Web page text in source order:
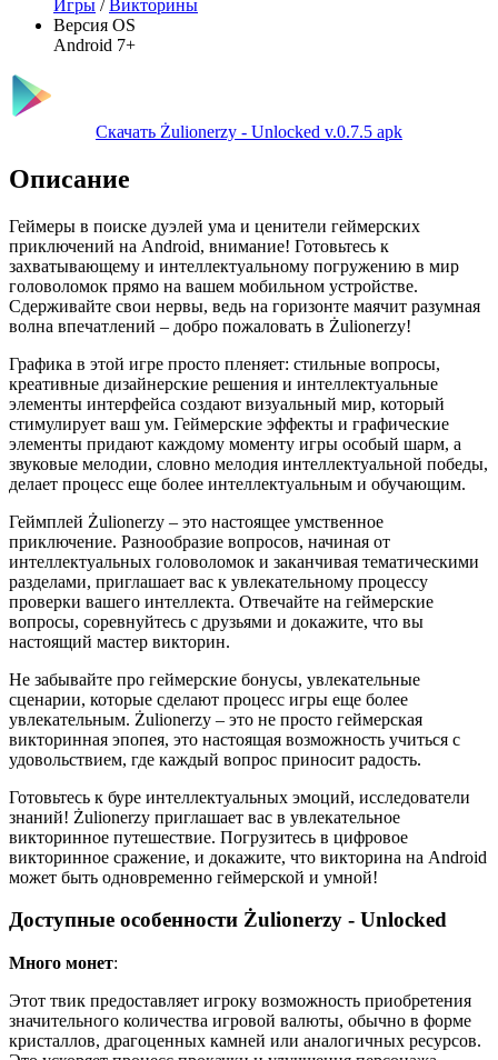
Игры /Викторины
Версия OS
Android 7+
Скачать Żulionerzy - Unlocked v.0.7.5 apk
Описание
Геймеры в поиске дуэлей ума и ценители геймерских
приключений на Android, внимание! Готовьтесь к
захватывающему и интеллектуальному погружению в мир
головоломок прямо на вашем мобильном устройстве.
Сдерживайте свои нервы, ведь на горизонте маячит разумная
волна впечатлений – добро пожаловать в Żulionerzy!
Графика в этой игре просто пленяет: стильные вопросы,
креативные дизайнерские решения и интеллектуальные
элементы интерфейса создают визуальный мир, который
стимулирует ваш ум. Геймерские эффекты и графические
элементы придают каждому моменту игры особый шарм, а
звуковые мелодии, словно мелодия интеллектуальной победы,
делает процесс еще более интеллектуальным и обучающим.
Геймплей Żulionerzy – это настоящее умственное
приключение. Разнообразие вопросов, начиная от
интеллектуальных головоломок и заканчивая тематическими
разделами, приглашает вас к увлекательному процессу
проверки вашего интеллекта. Отвечайте на геймерские
вопросы, соревнуйтесь с друзьями и докажите, что вы
настоящий мастер викторин.
Не забывайте про геймерские бонусы, увлекательные
сценарии, которые сделают процесс игры еще более
увлекательным. Żulionerzy – это не просто геймерская
викторинная эпопея, это настоящая возможность учиться с
удовольствием, где каждый вопрос приносит радость.
Готовьтесь к буре интеллектуальных эмоций, исследователи
знаний! Żulionerzy приглашает вас в увлекательное
викторинное путешествие. Погрузитесь в цифровое
викторинное сражение, и докажите, что викторина на Android
может быть одновременно геймерской и умной!
Доступные особенности Żulionerzy - Unlocked
Много монет:
Этот твик предоставляет игроку возможность приобретения
значительного количества игровой валюты, обычно в форме
кристаллов, драгоценных камней или аналогичных ресурсов.